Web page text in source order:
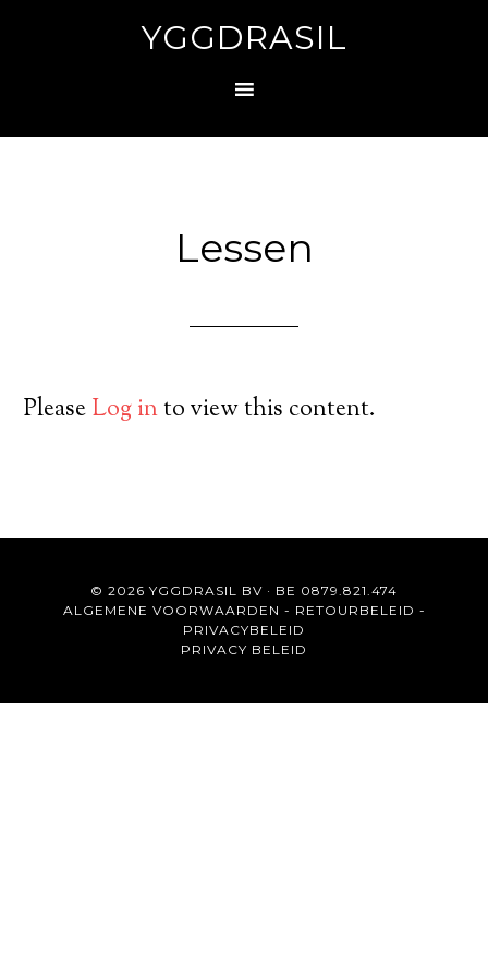
YGGDRASIL
Lessen
PleaseLog into view this content.
© 2026 YGGDRASIL BV · BE 0879.821.474
ALGEMENE VOORWAARDEN - RETOURBELEID -
PRIVACYBELEID
PRIVACY BELEID